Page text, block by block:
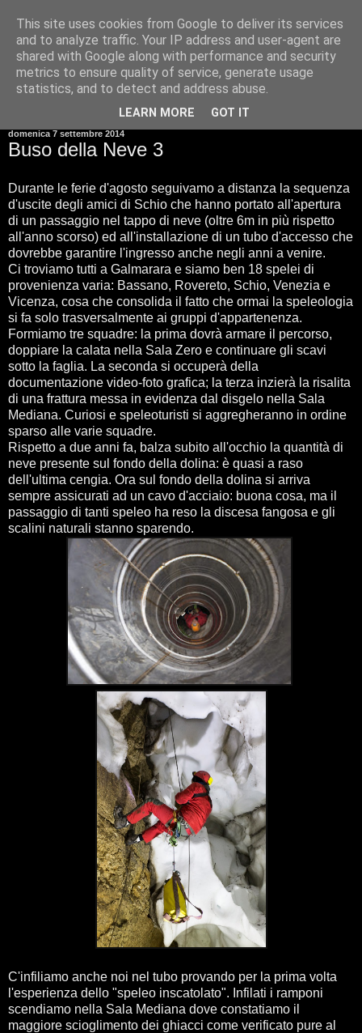
domenica 7 settembre 2014
Buso della Neve 3
Durante le ferie d'agosto seguivamo a distanza la sequenza
d'uscite degli amici di Schio che hanno portato all'apertura
di un passaggio nel tappo di neve (oltre 6m in più rispetto
all'anno scorso) ed all'installazione di un tubo d'accesso che
dovrebbe garantire l'ingresso anche negli anni a venire.
Ci troviamo tutti a Galmarara e siamo ben 18 spelei di
provenienza varia: Bassano, Rovereto, Schio, Venezia e
Vicenza, cosa che consolida il fatto che ormai la speleologia
si fa solo trasversalmente ai gruppi d'appartenenza.
Formiamo tre squadre: la prima dovrà armare il percorso,
doppiare la calata nella Sala Zero e continuare gli scavi
sotto la faglia. La seconda si occuperà della
documentazione video-foto grafica; la terza inzierà la risalita
di una frattura messa in evidenza dal disgelo nella Sala
Mediana. Curiosi e speleoturisti si aggregheranno in ordine
sparso alle varie squadre.
Rispetto a due anni fa, balza subito all'occhio la quantità di
neve presente sul fondo della dolina: è quasi a raso
dell'ultima cengia. Ora sul fondo della dolina si arriva
sempre assicurati ad un cavo d'acciaio: buona cosa, ma il
passaggio di tanti speleo ha reso la discesa fangosa e gli
scalini naturali stanno sparendo.
C'infiliamo anche noi nel tubo provando per la prima volta
l'esperienza dello "speleo inscatolato". Infilati i ramponi
scendiamo nella Sala Mediana dove constatiamo il
maggiore scioglimento dei ghiacci come verificato pure al
This site uses cookies from Google to deliver its services
and to analyze traffic. Your IP address and user-agent are
shared with Google along with performance and security
metrics to ensure quality of service, generate usage
statistics, and to detect and address abuse.
LEARN MORE GOT IT